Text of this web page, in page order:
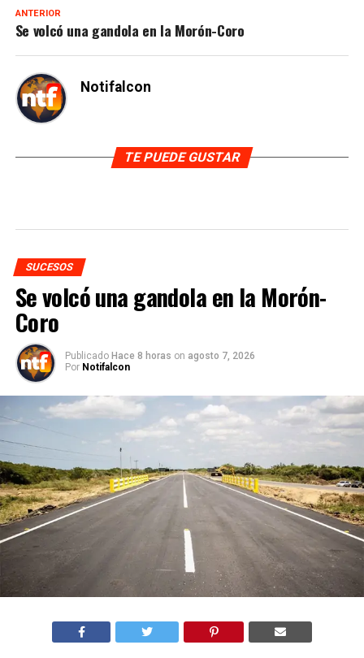
ANTERIOR
Se volcó una gandola en la Morón-Coro
Notifalcon
TE PUEDE GUSTAR
SUCESOS
Se volcó una gandola en la Morón-
Coro
Publicado Hace 8 horas on agosto 7, 2026
Por Notifalcon